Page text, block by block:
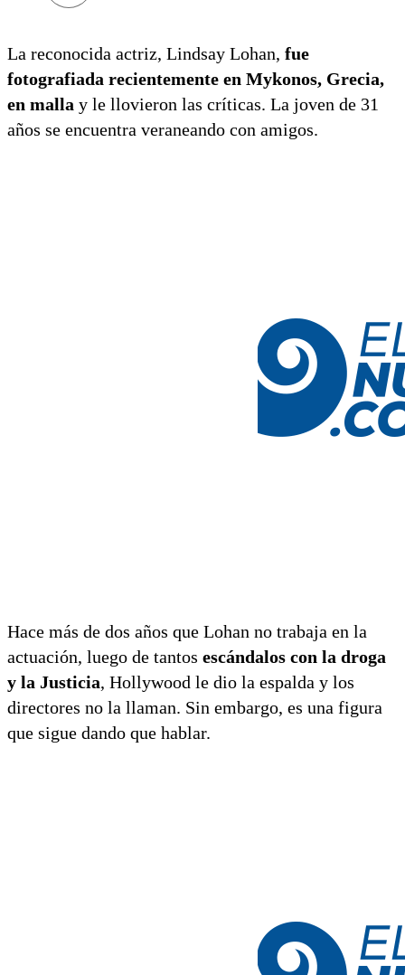
La reconocida actriz, Lindsay Lohan, fue
fotografiada recientemente en Mykonos, Grecia,
en malla y le llovieron las críticas. La joven de 31
años se encuentra veraneando con amigos.
Hace más de dos años que Lohan no trabaja en la
actuación, luego de tantos escándalos con la droga
y la Justicia, Hollywood le dio la espalda y los
directores no la llaman. Sin embargo, es una figura
que sigue dando que hablar.